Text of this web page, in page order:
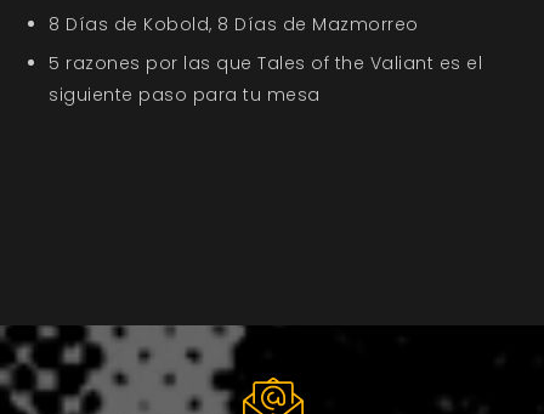
8 Días de Kobold, 8 Días de Mazmorreo
5 razones por las que Tales of the Valiant es el
siguiente paso para tu mesa